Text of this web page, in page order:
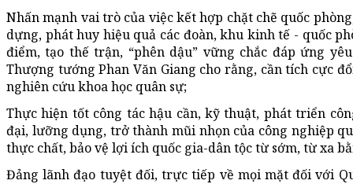
Nhấn mạnh vai trò của việc kết hợp chặt chẽ quốc
dựng, phát huy hiệu quả các đoàn, khu kinh tế - quốc
điểm, tạo thế trận, “phên dậu” vững chắc đáp ứng
Thượng tướng Phan Văn Giang cho rằng, cần tích cực
nghiên cứu khoa học quân sự;
Thực hiện tốt công tác hậu cần, kỹ thuật, phát triển
đại, lưỡng dụng, trở thành mũi nhọn của công nghiệp
thực chất, bảo vệ lợi ích quốc gia-dân tộc từ sớm, từ xa
Đảng lãnh đạo tuyệt đối, trực tiếp về mọi mặt đối với